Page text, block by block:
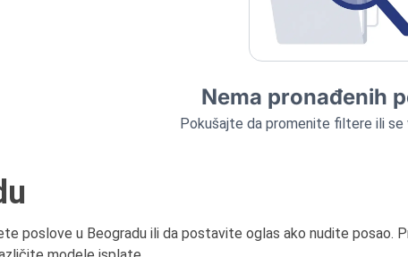
Nema pronađenih
Pokušajte da promenite filtere ili se
poslove u Beogradu ili da postavite oglas ako nudite posao.